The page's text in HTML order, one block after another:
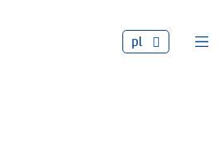
pl